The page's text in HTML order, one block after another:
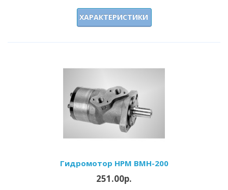
ХАРАКТЕРИСТИКИ
Гидромотор HPM BMH-200
251.00р.